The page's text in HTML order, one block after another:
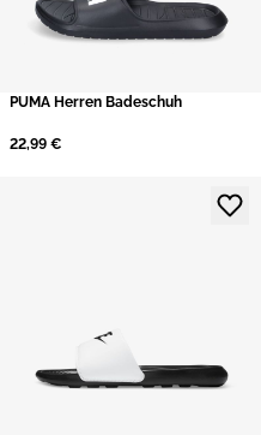
​PUMA Herren Badeschuh
22,99 €